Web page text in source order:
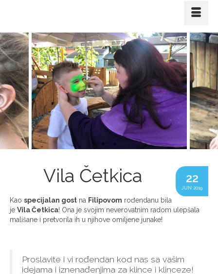
22
JUN 2019
Vila Četkica
Kao specijalan gost na Filipovom rođendanu bila
je Vila Četkica! Ona je svojim neverovatnim radom ulepšala
mališane i pretvorila ih u njihove omiljene junake!
Proslavite i vi rođendan kod nas sa vašim
idejama i iznenađenjima za klince i klinceze!